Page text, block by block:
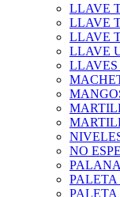
LLAVE
LLAVE
LLAVE
LLAVE
NO
PALETA